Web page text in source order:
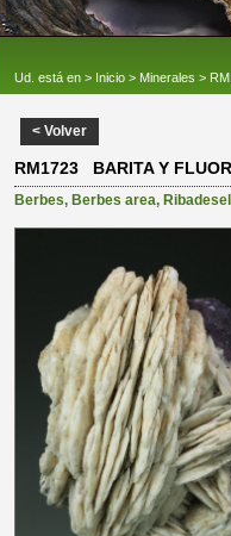
Ud. está en > Inicio > Minerales >
< Volver
RM1723 BARITA Y
Berbes, Berbes area,